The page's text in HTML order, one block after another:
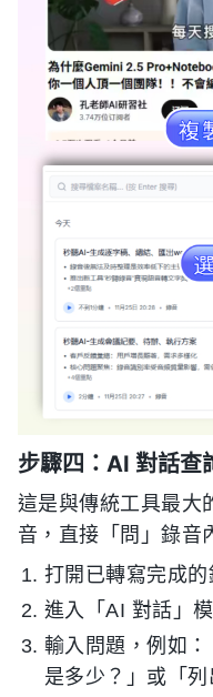
步驟四：AI 對話查
這是與傳統工具最大
音，直接「問」錄音
打開已轉寫完成的
進入「AI 對話」模
輸入問題，例如
是多少？」或「